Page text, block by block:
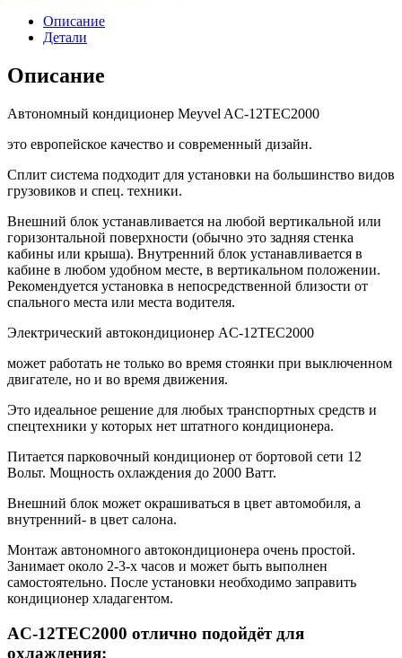
Описание
Детали
Описание
Автономный кондиционер Meyvel AC-12TEC2000
это европейское качество и современный дизайн.
Сплит система подходит для установки на большинство видов
грузовиков и спец. техники.
Внешний блок устанавливается на любой вертикальной или
горизонтальной поверхности (обычно это задняя стенка
кабины или крыша). Внутренний блок устанавливается в
кабине в любом удобном месте, в вертикальном положении.
Рекомендуется установка в непосредственной близости от
спального места или места водителя.
Электрический автокондиционер AC-12TEC2000
может работать не только во время стоянки при выключенном
двигателе, но и во время движения.
Это идеальное решение для любых транспортных средств и
спецтехники у которых нет штатного кондиционера.
Питается парковочный кондиционер от бортовой сети 12
Вольт. Мощность охлаждения до 2000 Ватт.
Внешний блок может окрашиваться в цвет автомобиля, а
внутренний- в цвет салона.
Монтаж автономного автокондиционера очень простой.
Занимает около 2-3-х часов и может быть выполнен
самостоятельно. После установки необходимо заправить
кондиционер хладагентом.
AC-12TEC2000 отлично подойдёт для
охлаждения: